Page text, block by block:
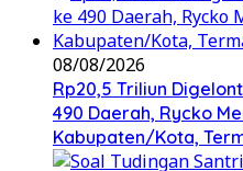
08/08/2026
Rp20,5 Triliun
490 Daerah, Rycko
Kabupaten/Kota,